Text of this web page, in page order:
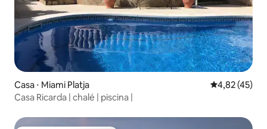
Casa ⋅ Miami Platja 4,82 de uma
4,82 (45)
Casa Ricarda | chalé | piscina |